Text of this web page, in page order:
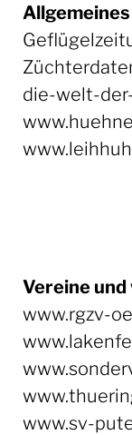
Allgemeines
die-welt-
Vereine
www.rgzv-
www.sv-